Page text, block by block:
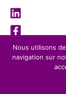
Affordance
Nous utilisons
navigation sur